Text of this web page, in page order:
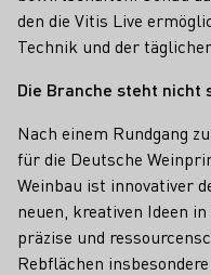
den die Vitis Live
Technik und der
Die Branche steht
Nach einem Rundgang
für die Deutsche
Weinbau ist innovativer
neuen, kreativen Ideen
präzise und
Rebflächen